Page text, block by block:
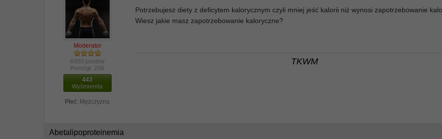
Moderator
6950 postów
Pomógł: 206
443
Wyśmienita
Płeć: Mężczyzna
Potrzebujesz diety z deficytem kalorycznym czyli mniej jeść kalorii niż wynosi zapotrzebowanie
Wiesz jakie masz zapotrzebowanie kaloryczne?
TKWM
Abetalipoproteinemia